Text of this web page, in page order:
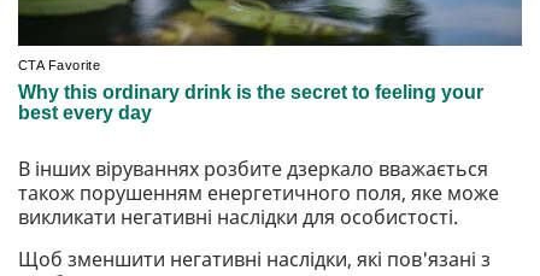
В інших віруваннях розбите дзеркало вважається
також порушенням енергетичного поля, яке може
викликати негативні наслідки для особистості.
Щоб зменшити негативні наслідки, які пов'язані з